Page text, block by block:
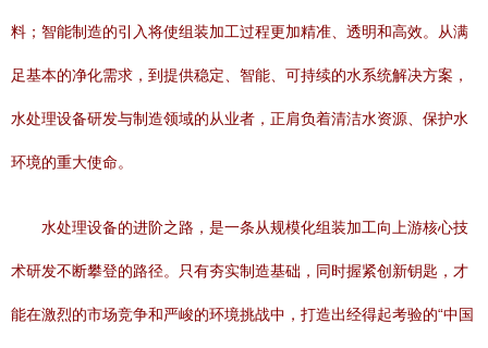
料；智能制造的引入将使组装加工过程更加精准、透明和高效。从满
足基本的净化需求，到提供稳定、智能、可持续的水系统解决方案，
水处理设备研发与制造领域的从业者，正肩负着清洁水资源、保护水
环境的重大使命。
水处理设备的进阶之路，是一条从规模化组装加工向上游核心技
术研发不断攀登的路径。只有夯实制造基础，同时握紧创新钥匙，才
能在激烈的市场竞争和严峻的环境挑战中，打造出经得起考验的“中国